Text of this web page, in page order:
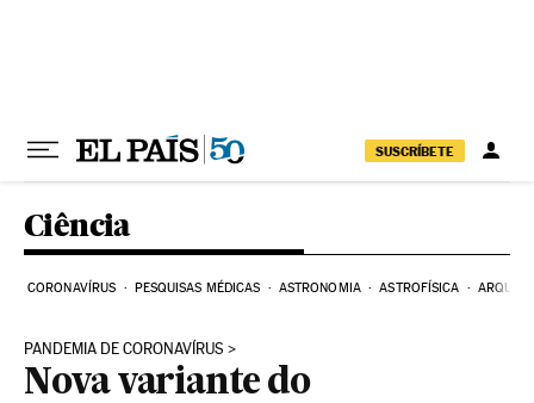
SUSCRÍBETE
Ciência
CORONAVÍRUS PESQUISAS MÉDICAS ASTRONOMIA ASTROFÍSICA
PANDEMIA DE CORONAVÍRUS
Nova variante do